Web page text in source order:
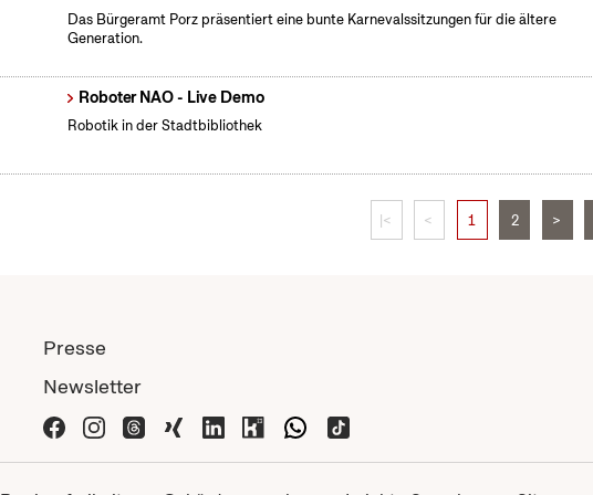
Das Bürgeramt Porz präsentiert eine bunte Karnevalssitzungen für die ältere
Generation.
Roboter NAO - Live Demo
Robotik in der Stadtbibliothek
|< < 1 2 >
Presse
Newsletter